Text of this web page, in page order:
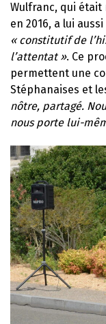
Wulfranc, qui était
en 2016, a lui
« constitutif de
l’attentat ». Ce
permettent une
Stéphanaises et
nôtre, partagé.
nous porte lui-